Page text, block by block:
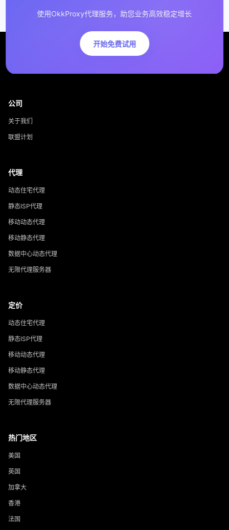
使用OkkProxy代理服务，助您业务高效稳定增长
开始免费试用
公司
关于我们
联盟计划
代理
动态住宅代理
静态ISP代理
移动动态代理
移动静态代理
数据中心动态代理
无限代理服务器
定价
动态住宅代理
静态ISP代理
移动动态代理
移动静态代理
数据中心动态代理
无限代理服务器
热门地区
美国
英国
加拿大
香港
法国